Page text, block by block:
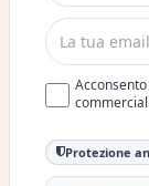
Protezione